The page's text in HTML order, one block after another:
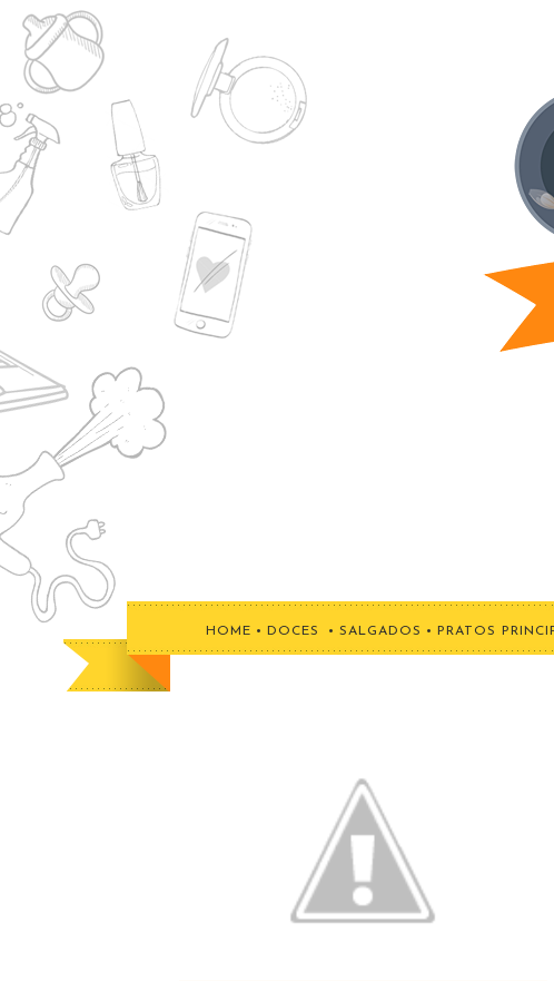
HOME • DOCES • SALGADOS • PRATOS